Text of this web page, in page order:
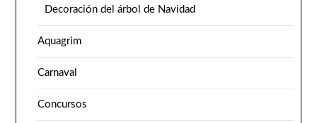
Decoración del árbol de Navidad
Aquagrim
Carnaval
Concursos